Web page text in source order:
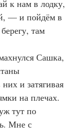
— и пойдём в
там
и затягивая
на плечах.
тут по
Мне с